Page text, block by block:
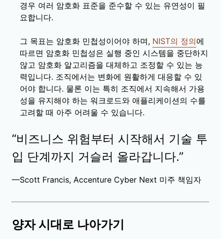
경우 여러 암호화 표준을 준수할 수 있는 유연성이 필
요합니다.
그 목표는 암호화 민첩성이어야 하며, NIST의 정의에
따르면 암호화 민첩성은 실행 중인 시스템을 중단하지
않고 암호화 알고리즘을 대체하고 조정할 수 있는 능
력입니다. 조직에서는 변화에 원활하게 대응할 수 있
어야 합니다. 물론 이는 특히 조직에서 지속해서 가용
성을 유지해야 하는 워크로드와 애플리케이션의 수를
고려할 때 아주 어려울 수 있습니다.
“비즈니스 위험부터 시작해서 기술 투
입 단계까지 거슬러 올라갑니다.”
—Scott Francis, Accenture Cyber Next 미주 책임자
양자 시대로 나아가기